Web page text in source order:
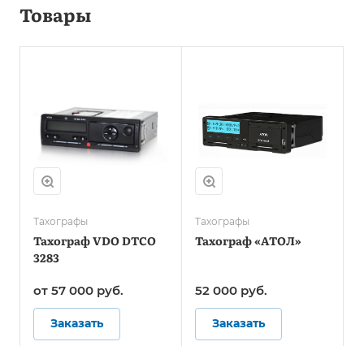
Товары
Тахографы
Тахограф VDO DTCO
3283
от 57 000 руб.
Заказать
Тахографы
Тахограф «АТОЛ»
52 000 руб.
Заказать